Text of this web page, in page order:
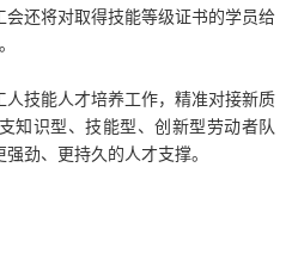
还将对取得技能等级证书的学员给
人技能人才培养工作，精准对接新质
知识型、技能型、创新型劳动者队
劲、更持久的人才支撑。